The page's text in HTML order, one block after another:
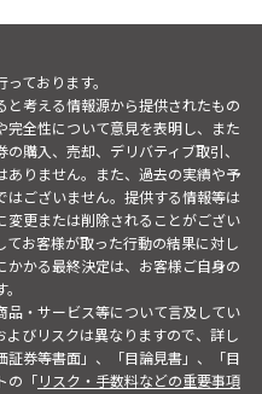
ております。
考える情報源から提供されたもの
全性について意見を表明し、また
購入、売却、デリバティブ取引、
ありません。また、過去の実績や予
ございません。提供する情報等は
更または削除されることがござい
お客様が取った行動の結果に対し
かる最終決定は、お客様ご自身の
・サービス等について言及してい
びリスクは異なりますので、詳し
証券等書面」、「目論見書」、「目
の「リスク・手数料などの重要事項